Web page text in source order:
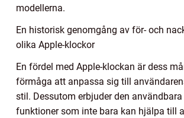
modellerna.
En historisk genomgång av för- och
olika Apple-klockor
En fördel med Apple-klockan är dess
förmåga att anpassa sig till
stil. Dessutom erbjuder den
funktioner som inte bara kan hjälpa till